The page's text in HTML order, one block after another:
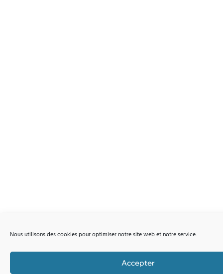
Nous utilisons des cookies pour optimiser notre site web et notre service.
Accepter